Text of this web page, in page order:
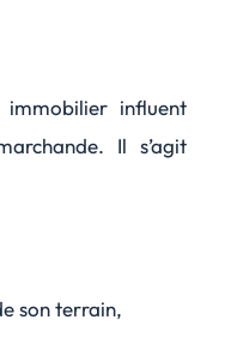
immobilier influent
Il s’agit
son terrain,